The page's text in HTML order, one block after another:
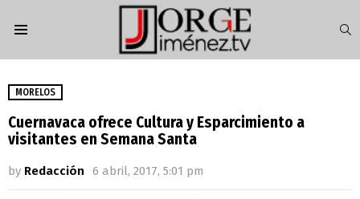
MORELOS
Cuernavaca ofrece Cultura y Esparcimiento a
visitantes en Semana Santa
by Redacción 6 abril, 2017, 5:01 pm